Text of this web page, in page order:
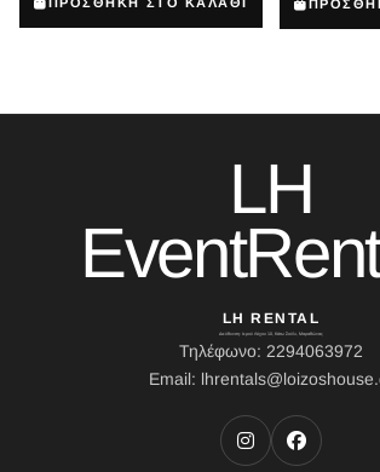
ΠΡΟΣΘΗΚΗ ΣΤΟ ΚΑΛΑΘΙ
LH
LH RENTAL
Διεύθυνση: Ιερού Λόχου 10, Κάτω Σούλι, Μαραθώνας
Τηλέφωνο: 2294063972
Email: